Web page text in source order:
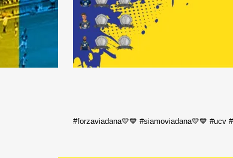
#forzaviadana💛💙 #siamoviadana💛💙 #ucv